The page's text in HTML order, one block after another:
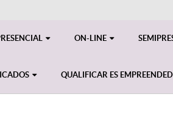
ON-LINE
QUALIFICAR ES